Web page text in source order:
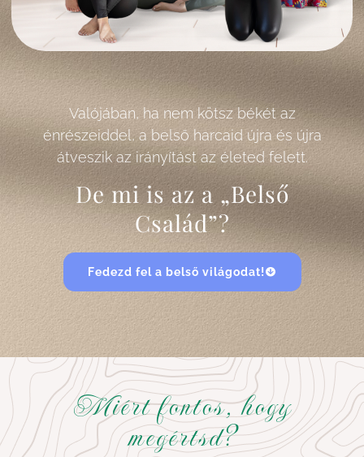
Valójában, ha nem kötsz békét az
énrészeiddel, a belső harcaid újra és újra
átveszik az irányítást az életed felett.
De mi is az a „Belső
Család”?
Fedezd fel a belső világodat!
Miért fontos, hogy
megértsd?